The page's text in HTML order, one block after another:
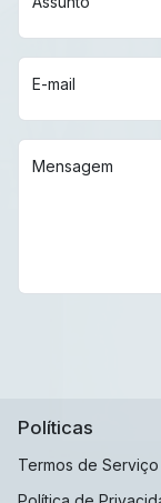
E-mail
Mensagem
Políticas
Termos de Serviço